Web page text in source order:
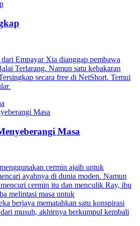
Empayar Xia dianggap pembawa
Terlarang. Namun satu kebakaran
secara free di NetShort. Temui
Masa
cermin ajaib untuk
ayahnya di dunia moden. Namun
cermin itu dan menculik Ray, ibu
melintasi masa untuk
berjaya mematahkan satu konspirasi
musuh, akhirnya berkumpul kembali